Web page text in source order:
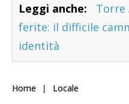
Leggi anche:
Torre
ferite: il difficile
identità
Home Locale